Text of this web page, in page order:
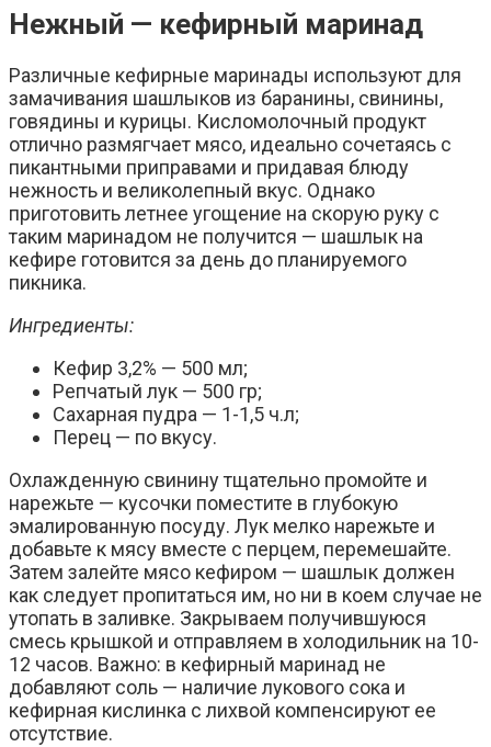
Нежный — кефирный маринад
Различные кефирные маринады используют для
замачивания шашлыков из баранины, свинины,
говядины и курицы. Кисломолочный продукт
отлично размягчает мясо, идеально сочетаясь с
пикантными приправами и придавая блюду
нежность и великолепный вкус. Однако
приготовить летнее угощение на скорую руку с
таким маринадом не получится — шашлык на
кефире готовится за день до планируемого
пикника.
Ингредиенты:
Кефир 3,2% — 500 мл;
Репчатый лук — 500 гр;
Сахарная пудра — 1-1,5 ч.л;
Перец — по вкусу.
Охлажденную свинину тщательно промойте и
нарежьте — кусочки поместите в глубокую
эмалированную посуду. Лук мелко нарежьте и
добавьте к мясу вместе с перцем, перемешайте.
Затем залейте мясо кефиром — шашлык должен
как следует пропитаться им, но ни в коем случае не
утопать в заливке. Закрываем получившуюся
смесь крышкой и отправляем в холодильник на 10-
12 часов. Важно: в кефирный маринад не
добавляют соль — наличие лукового сока и
кефирная кислинка с лихвой компенсируют ее
отсутствие.